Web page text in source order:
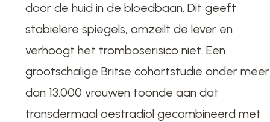
door de huid in de bloedbaan. Dit geeft
stabielere spiegels, omzeilt de lever en
verhoogt het tromboserisico niet. Een
grootschalige Britse cohortstudie onder meer
dan 13.000 vrouwen toonde aan dat
transdermaal oestradiol gecombineerd met